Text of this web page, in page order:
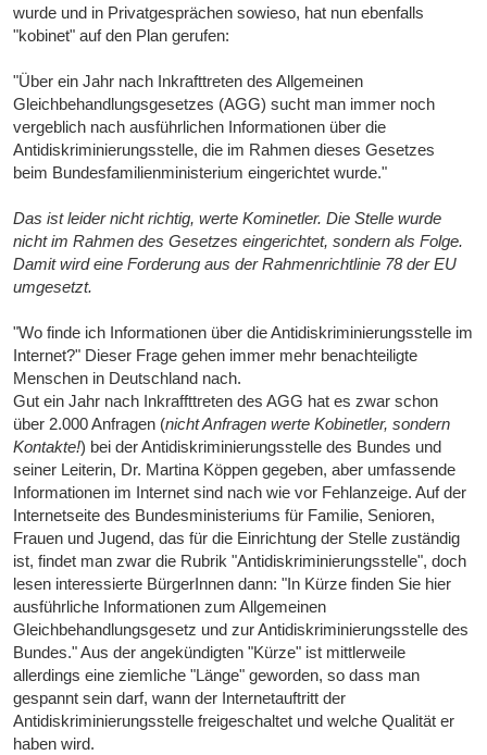
wurde und in Privatgesprächen sowieso, hat nun ebenfalls
"kobinet" auf den Plan gerufen:
"Über ein Jahr nach Inkrafttreten des Allgemeinen
Gleichbehandlungsgesetzes (AGG) sucht man immer noch
vergeblich nach ausführlichen Informationen über die
Antidiskriminierungsstelle, die im Rahmen dieses Gesetzes
beim Bundesfamilienministerium eingerichtet wurde."
Das ist leider nicht richtig, werte Kominetler. Die Stelle wurde
nicht im Rahmen des Gesetzes eingerichtet, sondern als Folge.
Damit wird eine Forderung aus der Rahmenrichtlinie 78 der EU
umgesetzt.
"Wo finde ich Informationen über die Antidiskriminierungsstelle im
Internet?" Dieser Frage gehen immer mehr benachteiligte
Menschen in Deutschland nach.
Gut ein Jahr nach Inkraffttreten des AGG hat es zwar schon
über 2.000 Anfragen (nicht Anfragen werte Kobinetler, sondern
Kontakte!) bei der Antidiskriminierungsstelle des Bundes und
seiner Leiterin, Dr. Martina Köppen gegeben, aber umfassende
Informationen im Internet sind nach wie vor Fehlanzeige. Auf der
Internetseite des Bundesministeriums für Familie, Senioren,
Frauen und Jugend, das für die Einrichtung der Stelle zuständig
ist, findet man zwar die Rubrik "Antidiskriminierungsstelle", doch
lesen interessierte BürgerInnen dann: "In Kürze finden Sie hier
ausführliche Informationen zum Allgemeinen
Gleichbehandlungsgesetz und zur Antidiskriminierungsstelle des
Bundes." Aus der angekündigten "Kürze" ist mittlerweile
allerdings eine ziemliche "Länge" geworden, so dass man
gespannt sein darf, wann der Internetauftritt der
Antidiskriminierungsstelle freigeschaltet und welche Qualität er
haben wird.